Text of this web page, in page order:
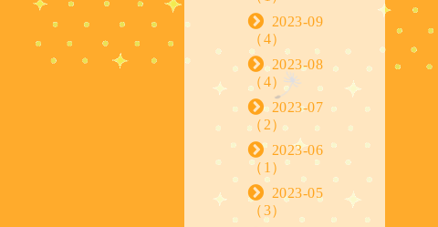
2023-09
（4）
2023-08
（4）
2023-07
（2）
2023-06
（1）
2023-05
（3）